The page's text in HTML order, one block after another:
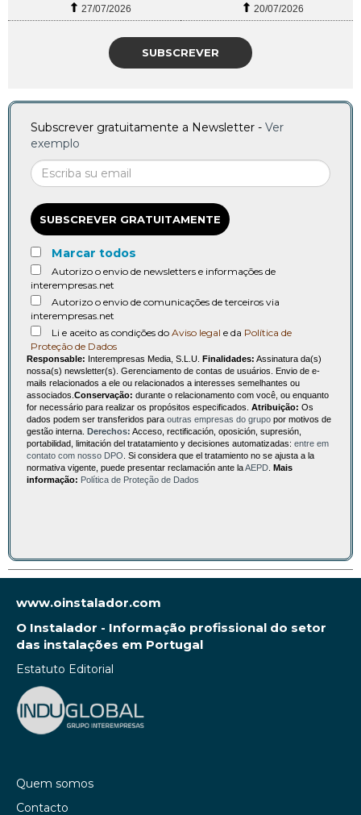
27/07/2026 20/07/2026
SUBSCREVER
Subscrever gratuitamente a Newsletter - Ver
exemplo
SUBSCREVER GRATUITAMENTE
Marcar todos
Autorizo o envio de newsletters e informações de
interempresas.net
Autorizo o envio de comunicações de terceiros via
interempresas.net
Li e aceito as condições do Aviso legal e da Política de
Proteção de Dados
Responsable: Interempresas Media, S.L.U. Finalidades: Assinatura da(s)
nossa(s) newsletter(s). Gerenciamento de contas de usuários. Envio de e-
mails relacionados a ele ou relacionados a interesses semelhantes ou
associados. Conservação: durante o relacionamento com você, ou enquanto
for necessário para realizar os propósitos especificados. Atribuição: Os
dados podem ser transferidos para outras empresas do grupo por motivos de
gestão interna. Derechos: Acceso, rectificación, oposición, supresión,
portabilidad, limitación del tratatamiento y decisiones automatizadas: entre em
contato com nosso DPO . Si considera que el tratamiento no se ajusta a la
normativa vigente, puede presentar reclamación ante laAEPD Mais
informação: Política de Proteção de Dados
www.oinstalador.com
O Instalador - Informação profissional do setor
das instalações em Portugal
Estatuto Editorial
Quem somos
Contacto